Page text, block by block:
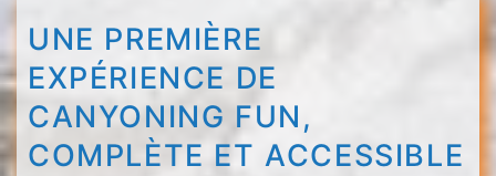
UNE PREMIÈRE
EXPÉRIENCE DE
CANYONING FUN,
COMPLÈTE ET ACCESSIBLE